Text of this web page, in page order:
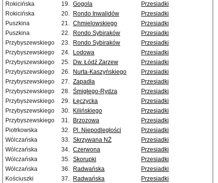
Rokicińska
19. Gogola
Przesiadki
Rokicińska
20. Rondo Inwalidów
Przesiadki
Puszkina
21. Chmielowskiego
Przesiadki
Puszkina
22. Rondo Sybiraków
Przesiadki
Przybyszewskiego
23. Rondo Sybiraków
Przesiadki
Przybyszewskiego
24. Lodowa
Przesiadki
Przybyszewskiego
25. Dw. Łódź Zarzew
Przesiadki
Przybyszewskiego
26. Nurta-Kaszyńskiego
Przesiadki
Przybyszewskiego
27. Zapadła
Przesiadki
Przybyszewskiego
28. Śmigłego-Rydza
Przesiadki
Przybyszewskiego
29. Łęczycka
Przesiadki
Przybyszewskiego
30. Kilińskiego
Przesiadki
Przybyszewskiego
31. Brzozowa
Przesiadki
Piotrkowska
32. Pl. Niepodległości
Przesiadki
Wólczańska
33. Skrzywana NŻ
Przesiadki
Wólczańska
34. Czerwona
Przesiadki
Wólczańska
35. Skorupki
Przesiadki
Wólczańska
36. Radwańska
Przesiadki
Kościuszki
37. Radwańska
Przesiadki